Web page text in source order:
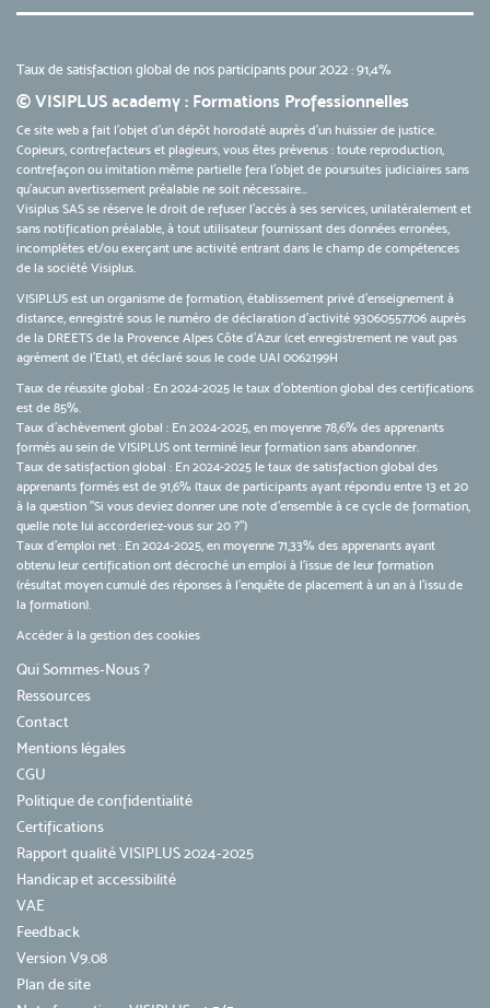
Taux de satisfaction global de nos participants pour 2022 : 91,4%
© VISIPLUS academy : Formations Professionnelles
Ce site web a fait l'objet d'un dépôt horodaté auprès d'un huissier de justice.
Copieurs, contrefacteurs et plagieurs, vous êtes prévenus : toute reproduction,
contrefaçon ou imitation même partielle fera l'objet de poursuites judiciaires sans
qu’aucun avertissement préalable ne soit nécessaire...
Visiplus SAS se réserve le droit de refuser l'accès à ses services, unilatéralement et
sans notification préalable, à tout utilisateur fournissant des données erronées,
incomplètes et/ou exerçant une activité entrant dans le champ de compétences
de la société Visiplus.
VISIPLUS est un organisme de formation, établissement privé d’enseignement à
distance, enregistré sous le numéro de déclaration d’activité 93060557706 auprès
de la DREETS de la Provence Alpes Côte d’Azur (cet enregistrement ne vaut pas
agrément de l’Etat), et déclaré sous le code UAI 0062199H
Taux de réussite global : En 2024-2025 le taux d'obtention global des certifications
est de 85%.
Taux d’achèvement global : En 2024-2025, en moyenne 78,6% des apprenants
formés au sein de VISIPLUS ont terminé leur formation sans abandonner.
Taux de satisfaction global : En 2024-2025 le taux de satisfaction global des
apprenants formés est de 91,6% (taux de participants ayant répondu entre 13 et 20
à la question "Si vous deviez donner une note d’ensemble à ce cycle de formation,
quelle note lui accorderiez-vous sur 20 ?")
Taux d’emploi net : En 2024-2025, en moyenne 71,33% des apprenants ayant
obtenu leur certification ont décroché un emploi à l'issue de leur formation
(résultat moyen cumulé des réponses à l'enquête de placement à un an à l'issu de
la formation).
Accéder à la gestion des cookies
Qui Sommes-Nous ?
Ressources
Contact
Mentions légales
CGU
Politique de confidentialité
Certifications
Rapport qualité VISIPLUS 2024-2025
Handicap et accessibilité
VAE
Feedback
Version V9.08
Plan de site